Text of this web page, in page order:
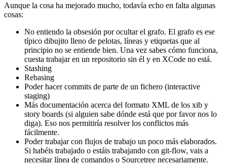
Aunque la cosa ha mejorado mucho, todavía echo en falta algunas
cosas:
No entiendo la obsesión por ocultar el grafo. El grafo es ese
típico dibujito lleno de pelotas, líneas y etiquetas que al
principio no se entiende bien. Una vez sabes cómo funciona,
cuesta trabajar en un repositorio sin él y en XCode no está.
Stashing
Rebasing
Poder hacer commits de parte de un fichero (interactive
staging)
Más documentación acerca del formato XML de los xib y
story boards (si alguien sabe dónde está que por favor nos lo
diga). Eso nos permitiría resolver los conflictos más
fácilmente.
Poder trabajar con flujos de trabajo un poco más elaborados.
Si habéis trabajado o estáis trabajando con git-flow, vais a
necesitar línea de comandos o Sourcetree necesariamente.